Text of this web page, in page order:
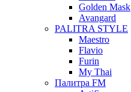
Golden Mask
Avangard
PALITRA STYLE
Maestro
Flavio
Furin
My Thai
Палитра FM